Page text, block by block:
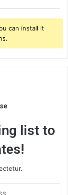
can install it
list to